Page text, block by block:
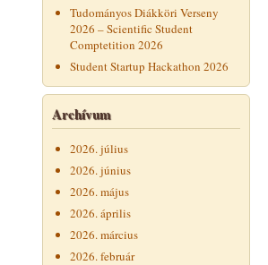
Tudományos Diákköri Verseny
2026 – Scientific Student
Comptetition 2026
Student Startup Hackathon 2026
Archívum
2026. július
2026. június
2026. május
2026. április
2026. március
2026. február